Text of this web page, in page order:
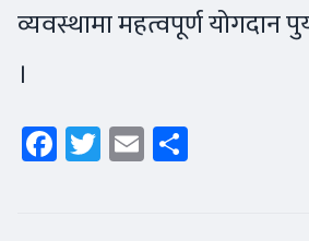
व्यवस्थामा महत्वपूर्ण योगदान
।
Facebook
Twitter
Email